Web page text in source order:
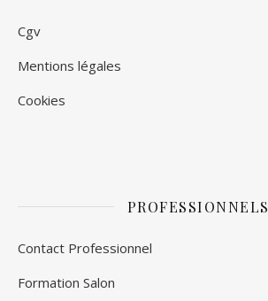
Cgv
Mentions légales
Cookies
PROFESSIONNELS
Contact Professionnel
Formation Salon